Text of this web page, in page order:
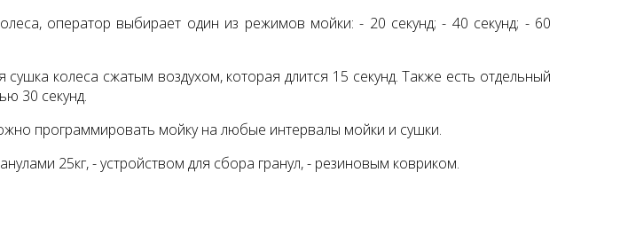
Диагностический
мультимарочный сканер
Launch Pilot Scan
35055 руб.
Nordberg N4120B-4B 380В
оператор выбирает один из режимов мойки: - 20 секунд; - 40 секунд; - 60
колеса сжатым воздухом, которая длится 15 секунд. Также есть отдельный
30 секунд.
программировать мойку на любые интервалы мойки и сушки.
25кг,- устройством для сбора гранул,- резиновым ковриком.